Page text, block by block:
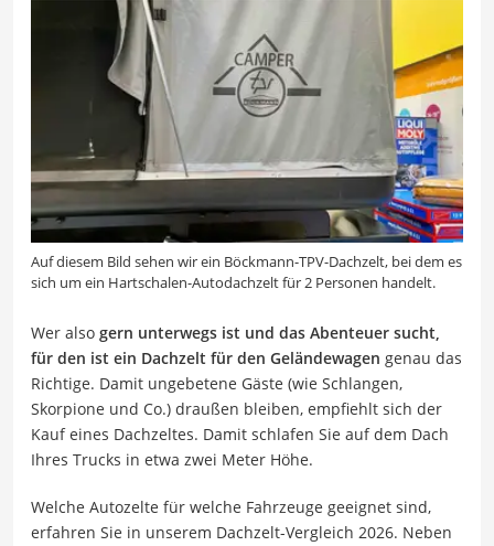
Auf diesem Bild sehen wir ein Böckmann-TPV-Dachzelt, bei dem es
sich um ein Hartschalen-Autodachzelt für 2 Personen handelt.
Wer also gern unterwegs ist und das Abenteuer sucht,
für den ist ein Dachzelt für den Geländewagen genau das
Richtige. Damit ungebetene Gäste (wie Schlangen,
Skorpione und Co.) draußen bleiben, empfiehlt sich der
Kauf eines Dachzeltes. Damit schlafen Sie auf dem Dach
Ihres Trucks in etwa zwei Meter Höhe.
Welche Autozelte für welche Fahrzeuge geeignet sind,
erfahren Sie in unserem Dachzelt-Vergleich 2026. Neben